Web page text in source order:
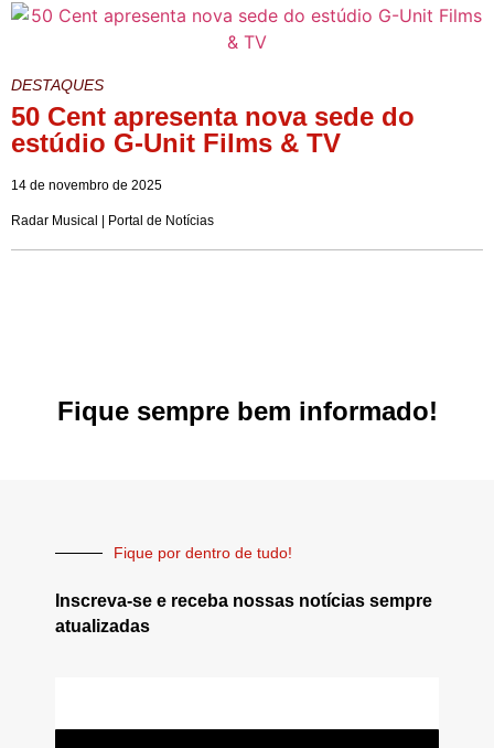
DESTAQUES
50 Cent apresenta nova sede do
estúdio G-Unit Films & TV
14 de novembro de 2025
Radar Musical | Portal de Notícias
Fique sempre bem informado!
Fique por dentro de tudo!
Inscreva-se e receba nossas notícias sempre
atualizadas